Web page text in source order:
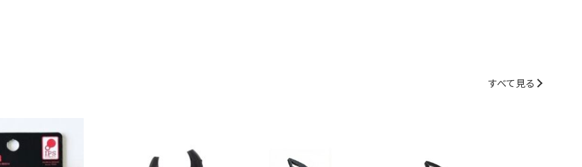
すべて見る